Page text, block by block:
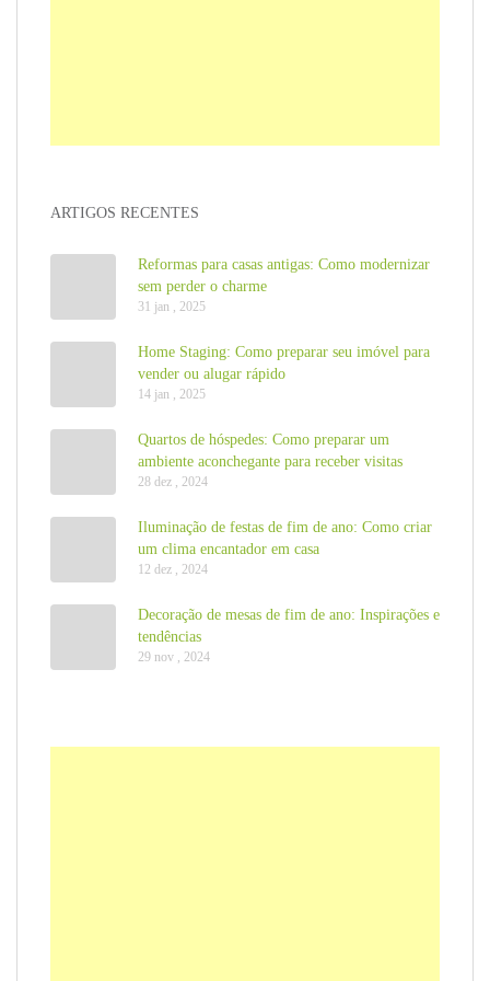
ARTIGOS RECENTES
Reformas para casas antigas: Como modernizar
sem perder o charme
31 jan , 2025
Home Staging: Como preparar seu imóvel para
vender ou alugar rápido
14 jan , 2025
Quartos de hóspedes: Como preparar um
ambiente aconchegante para receber visitas
28 dez , 2024
Iluminação de festas de fim de ano: Como criar
um clima encantador em casa
12 dez , 2024
Decoração de mesas de fim de ano: Inspirações e
tendências
29 nov , 2024